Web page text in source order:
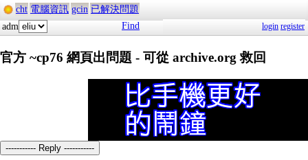
cht 電腦資訊 gcin 已解決問題
adm
Find login register
官方 ~cp76 網頁出問題 - 可從 archive.org 救回
----------- Reply -----------